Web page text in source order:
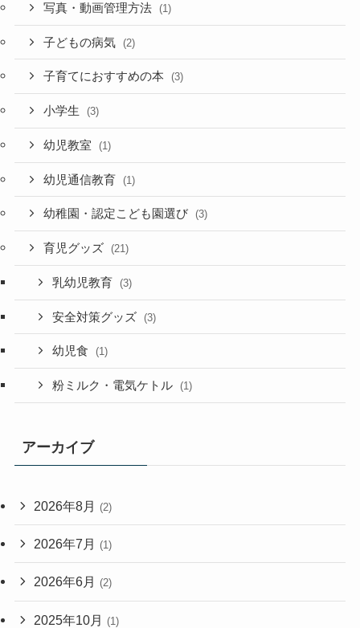
写真・動画管理方法 (1)
子どもの病気 (2)
子育てにおすすめの本 (3)
小学生 (3)
幼児教室 (1)
幼児通信教育 (1)
幼稚園・認定こども園選び (3)
育児グッズ (21)
乳幼児教育 (3)
安全対策グッズ (3)
幼児食 (1)
粉ミルク・電気ケトル (1)
アーカイブ
2026年8月 (2)
2026年7月 (1)
2026年6月 (2)
2025年10月 (1)